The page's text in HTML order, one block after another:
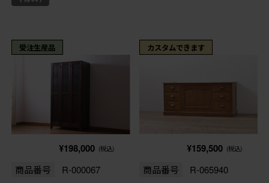
受注生産品
¥198,000 (税込)
商品番号 R-000067
カスタムできます
¥159,500 (税込)
商品番号 R-065940